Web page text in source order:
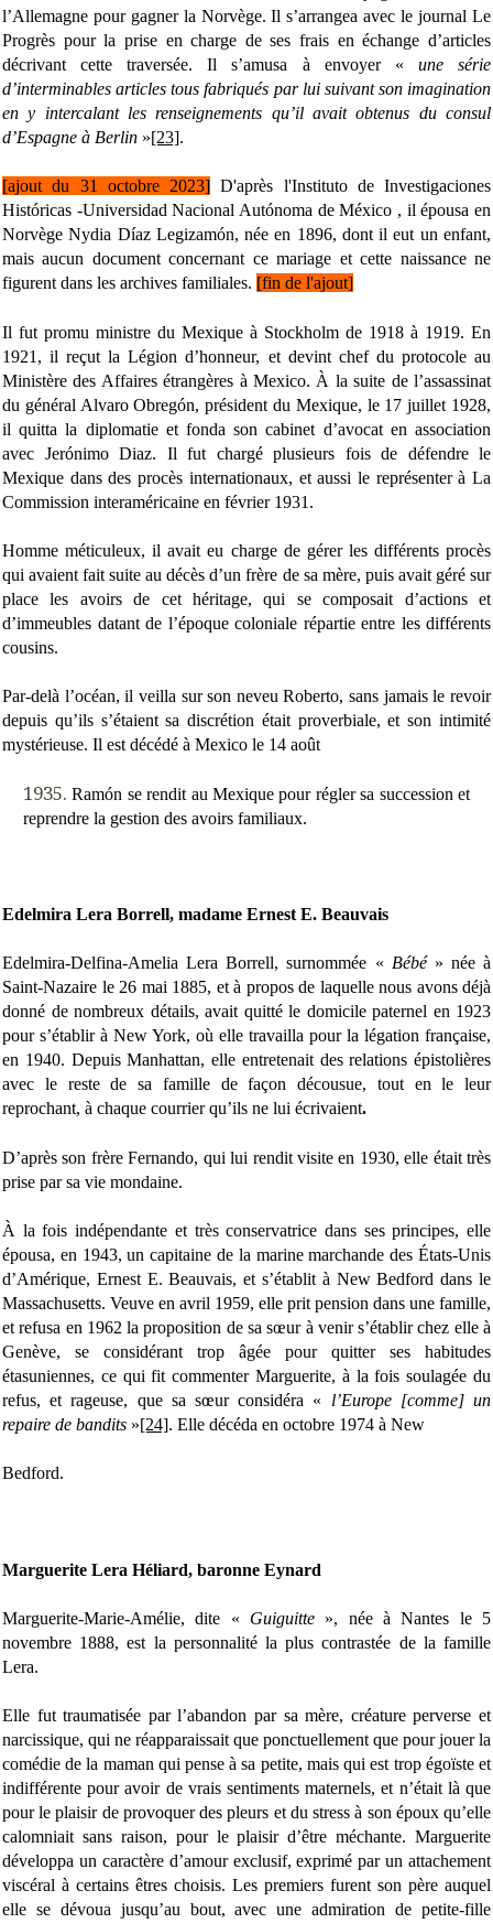
l’Allemagne pour gagner la Norvège. Il s’arrangea avec le journal Le
Progrès pour la prise en charge de ses frais en échange d’articles
décrivant cette traversée. Il s’amusa à envoyer « une série
d’interminables articles tous fabriqués par lui suivant son imagination
en y intercalant les renseignements qu’il avait obtenus du consul
d’Espagne à Berlin »[23].
[ajout du 31 octobre 2023]
D'après l'Instituto de Investigaciones
Históricas -Universidad Nacional Autónoma de México , il épousa en
Norvège Nydia Díaz Legizamón, née en 1896, dont il eut un enfant,
mais aucun document concernant ce mariage et cette naissance ne
figurent dans les archives familiales. [fin de l'ajout]
Il fut promu ministre du Mexique à Stockholm de 1918 à 1919. En
1921, il reçut la Légion d’honneur, et devint chef du protocole au
Ministère des Affaires étrangères à Mexico. À la suite de l’assassinat
du général Alvaro Obregón, président du Mexique, le 17 juillet 1928,
il quitta la diplomatie et fonda son cabinet d’avocat en association
avec Jerónimo Diaz. Il fut chargé plusieurs fois de défendre le
Mexique dans des procès internationaux, et aussi le représenter à La
Commission interaméricaine en février 1931.
Homme méticuleux, il avait eu charge de gérer les différents procès
qui avaient fait suite au décès d’un frère de sa mère, puis avait géré sur
place les avoirs de cet héritage, qui se composait d’actions et
d’immeubles datant de l’époque coloniale répartie entre les différents
cousins.
Par-delà l’océan, il veilla sur son neveu Roberto, sans jamais le revoir
depuis qu’ils s’étaient sa discrétion était proverbiale, et son intimité
mystérieuse. Il est décédé à Mexico le 14 août
Ramón se rendit au Mexique pour régler sa succession et
reprendre la gestion des avoirs familiaux.
Edelmira Lera Borrell, madame Ernest E. Beauvais
Edelmira-Delfina-Amelia Lera Borrell, surnommée « Bébé» née à
Saint-Nazaire le 26 mai 1885, et à propos de laquelle nous avons déjà
donné de nombreux détails, avait quitté le domicile paternel en 1923
pour s’établir à New York, où elle travailla pour la légation française,
en 1940. Depuis Manhattan, elle entretenait des relations épistolières
avec le reste de sa famille de façon décousue, tout en le leur
reprochant, à chaque courrier qu’ils ne lui écrivaient.
D’après son frère Fernando, qui lui rendit visite en 1930, elle était très
prise par sa vie mondaine.
À la fois indépendante et très conservatrice dans ses principes, elle
épousa, en 1943, un capitaine de la marine marchande des États-Unis
d’Amérique, Ernest E. Beauvais, et s’établit à New Bedford dans le
Massachusetts. Veuve en avril 1959, elle prit pension dans une famille,
et refusa en 1962 la proposition de sa sœur à venir s’établir chez elle à
Genève, se considérant trop âgée pour quitter ses habitudes
étasuniennes, ce qui fit commenter Marguerite, à la fois soulagée du
refus, et rageuse, que sa sœur considéra « l’Europe [comme] un
repaire de bandits »[24]. Elle décéda en octobre 1974 à New
Bedford.
Marguerite Lera Héliard, baronne Eynard
Marguerite-Marie-Amélie, dite « Guiguitte », née à Nantes le 5
novembre 1888, est la personnalité la plus contrastée de la famille
Lera.
Elle fut traumatisée par l’abandon par sa mère, créature perverse et
narcissique, qui ne réapparaissait que ponctuellement que pour jouer la
comédie de la maman qui pense à sa petite, mais qui est trop égoïste et
indifférente pour avoir de vrais sentiments maternels, et n’était là que
pour le plaisir de provoquer des pleurs et du stress à son époux qu’elle
calomniait sans raison, pour le plaisir d’être méchante. Marguerite
développa un caractère d’amour exclusif, exprimé par un attachement
viscéral à certains êtres choisis. Les premiers furent son père auquel
elle se dévoua jusqu’au bout, avec une admiration de petite-fille